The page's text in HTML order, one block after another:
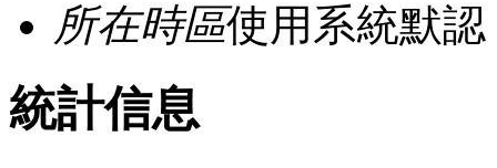
所在時區使用系統默認
統計信息